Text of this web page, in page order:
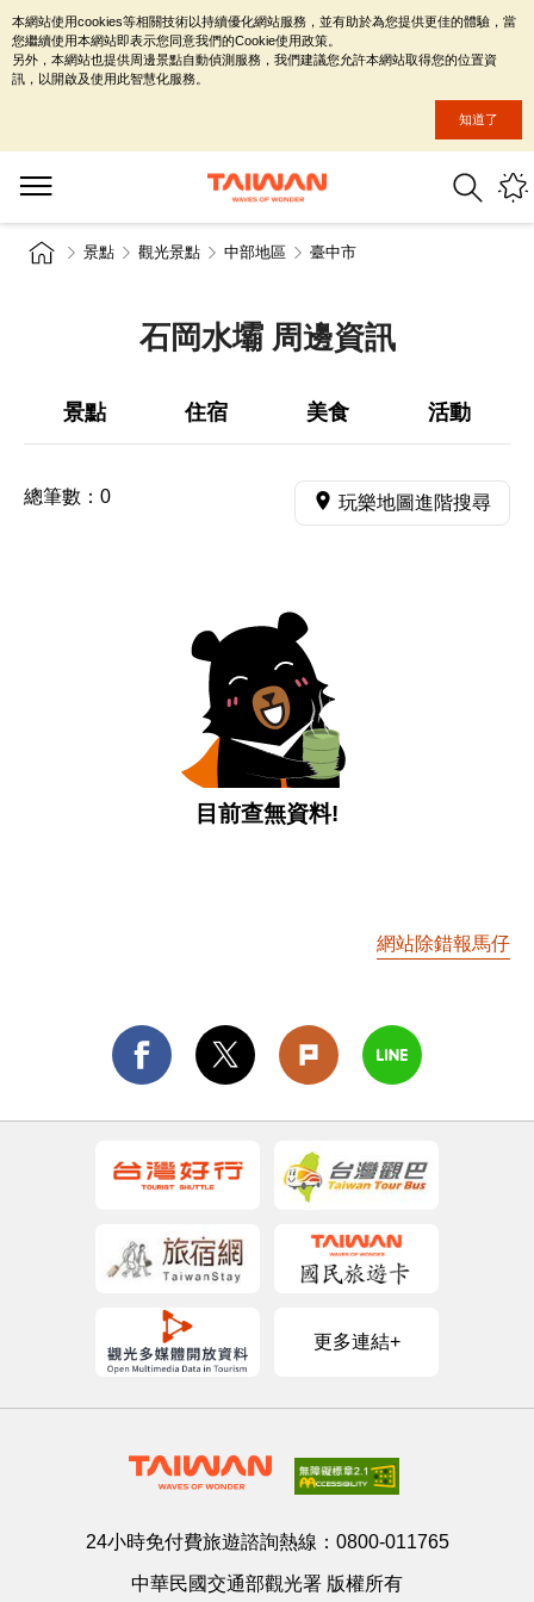
景點 觀光景點 中部地區 臺中市
石岡水壩 周邊資訊
景點 住宿 美食 活動
總筆數： 0 玩樂地圖進階搜尋
目前查無資料!
網站除錯報馬仔
更多連結+
24小時免付費旅遊諮詢熱線： 0800-011765
中華民國交通部觀光署 版權所有
本網站使用cookies等相關技術以持續優化網站服務，並有助於為您提供更佳的體驗，當
您繼續使用本網站即表示您同意我們的Cookie使用政策。
另外，本網站也提供周邊景點自動偵測服務，我們建議您允許本網站取得您的位置資
訊，以開啟及使用此智慧化服務。
知道了